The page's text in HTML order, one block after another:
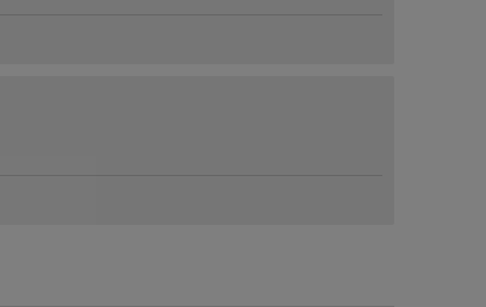
カプリシャツ/全8色